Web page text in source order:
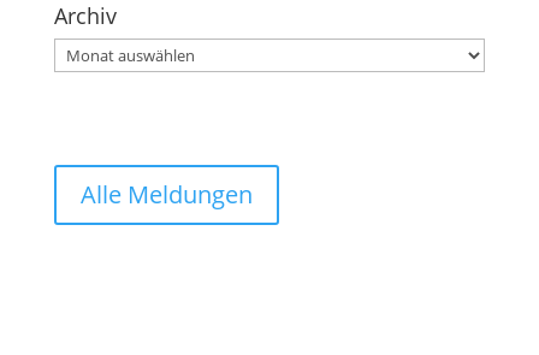
Archiv
Archiv
Alle Meldungen